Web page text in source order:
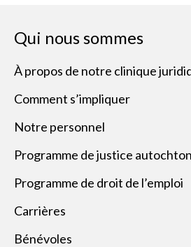
Qui nous sommes
À propos de notre clinique
Comment s’impliquer
Notre personnel
Programme de justice
Programme de droit de l’emploi
Carrières
Bénévoles